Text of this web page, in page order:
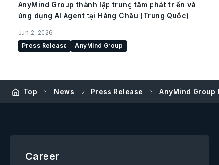
AnyMind Group thành lập trung tâm phát triển và
ứng dụng AI Agent tại Hàng Châu (Trung Quốc)
Jun 2, 2026
Press Release
AnyMind Group
Top News Press Release AnyMind Group
Career